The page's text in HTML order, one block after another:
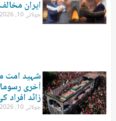
ایران
جولائی 10, 2026
شہید امت
زائد
جولائی 10, 2026